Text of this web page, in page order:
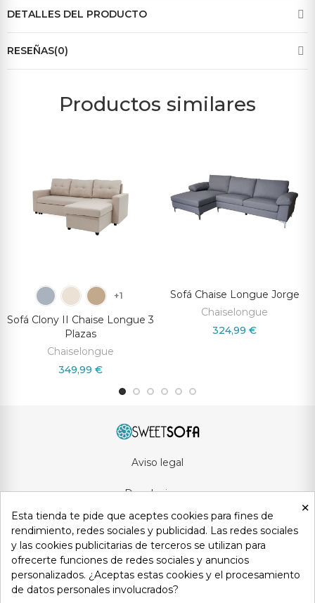
DETALLES DEL PRODUCTO
RESEÑAS(0)
Productos similares
+1
Sofá Clony II Chaise Longue 3
Plazas
Chaiselongue
349,99 €
Sofá Chaise Longue Jorge
Chaiselongue
324,99 €
Aviso legal
Devoluciones
Condiciones generales
Privacidad y protección de datos
Política de cookies
×
Esta tienda te pide que aceptes cookies para fines de
rendimiento, redes sociales y publicidad. Las redes sociales
y las cookies publicitarias de terceros se utilizan para
ofrecerte funciones de redes sociales y anuncios
personalizados. ¿Aceptas estas cookies y el procesamiento
de datos personales involucrados?